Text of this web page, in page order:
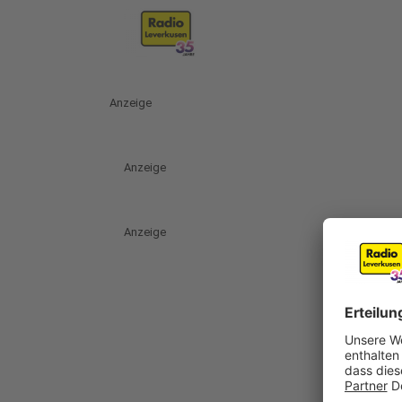
Anzeige
Anzeige
Anzeige